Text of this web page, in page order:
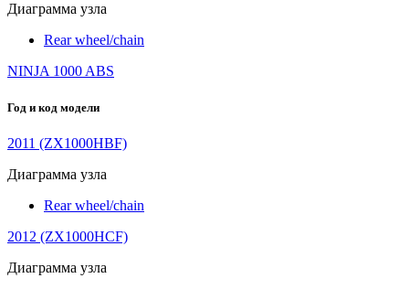
Диаграмма узла
Rear wheel/chain
NINJA 1000 ABS
Год и код модели
2011 (ZX1000HBF)
Диаграмма узла
Rear wheel/chain
2012 (ZX1000HCF)
Диаграмма узла